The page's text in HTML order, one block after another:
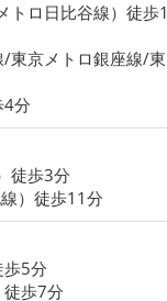
トロ日比谷線）徒歩1
東京メトロ銀座線/東
4分
徒歩3分
）徒歩11分
5分
歩7分